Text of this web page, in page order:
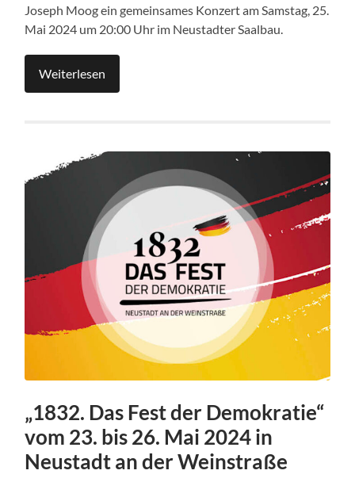
Joseph Moog ein gemeinsames Konzert am Samstag, 25.
Mai 2024 um 20:00 Uhr im Neustadter Saalbau.
Weiterlesen
„1832. Das Fest der Demokratie“
vom 23. bis 26. Mai 2024 in
Neustadt an der Weinstraße